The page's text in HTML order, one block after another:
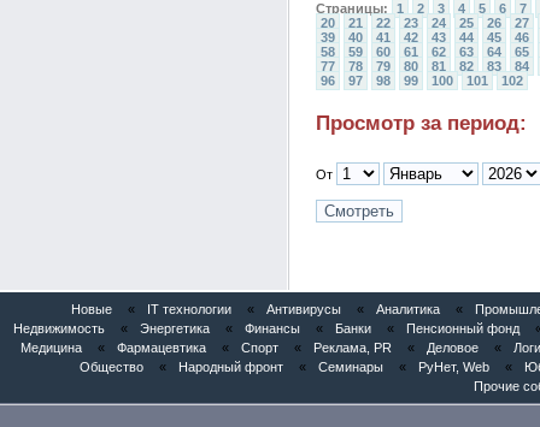
Страницы: 1 2 3 4 5 6
7
20
21 22 23 24 25 26
27
39
40 41 42 43 44 45
46
58
59 60 61 62 63 64
65
77
78 79 80 81 82 83
84
96
97 98 99 100 101 102
Просмотр за период:
От
Новые « IT технологии « Антивирусы « Аналитика «
Недвижимость
« Энергетика « Финансы « Банки « Пенсионный фонд
Медицина
« Фармацевтика « Спорт « Реклама, PR « Деловое «
Общество
« Народный фронт « Семинары « РуНет, Web «
Прочие